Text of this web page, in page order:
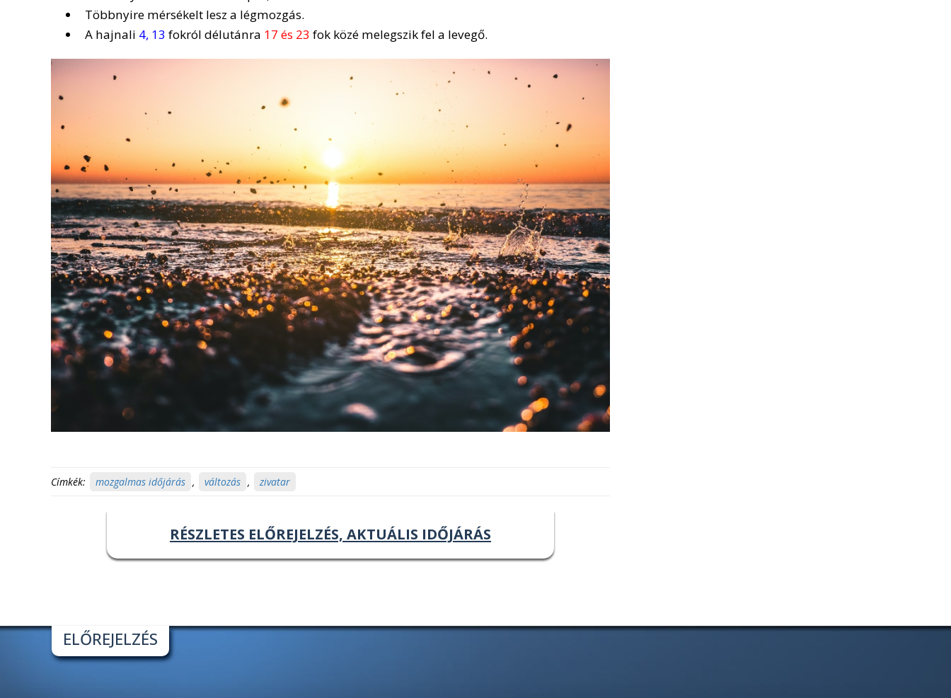
Többnyire mérsékelt lesz a légmozgás.
A hajnali 4, 13 fokról délutánra 17 és 23 fok közé melegszik fel a levegő.
Címkék: mozgalmas időjárás , változás , zivatar
RÉSZLETES ELŐREJELZÉS, AKTUÁLIS IDŐJÁRÁS
ELŐREJELZÉS